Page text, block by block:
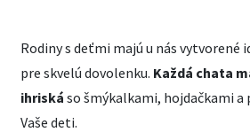
Rodiny s deťmi majú u nás vytvorené
pre skvelú dovolenku. Každá chata
ihriská so šmýkalkami, hojdačkami a
Vaše deti.